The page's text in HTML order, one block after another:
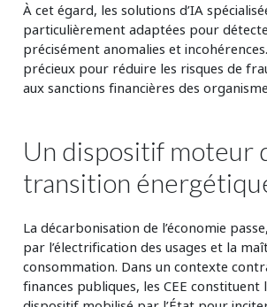
À cet égard, les solutions d’IA
particulièrement adaptées pour
précisément anomalies et
précieux pour réduire les risques de
aux sanctions financières des
Un dispositif moteur
transition
La décarbonisation de l’économie
par l’électrification des usages et la
consommation. Dans un contexte
finances publiques, les CEE constituent